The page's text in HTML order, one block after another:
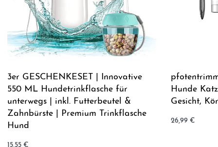
3er GESCHENKESET | Innovative
550 ML Hundetrinkflasche für
unterwegs | inkl. Futterbeutel &
Zahnbürste | Premium Trinkflasche
Hund
15,55 €
Hunde
Gesicht,
26,99 €